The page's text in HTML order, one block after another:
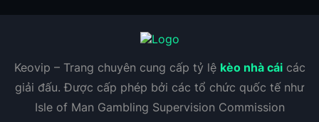
Keovip – Trang chuyên cung cấp tỷ lệ kèo nhà cáicác
giải đấu. Được cấp phép bởi các tổ chức quốc tế như
Isle of Man Gambling Supervision Commission